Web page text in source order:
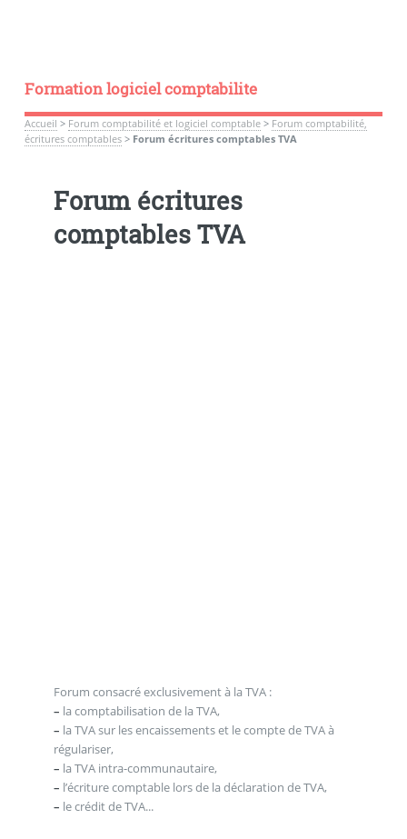
Formation logiciel comptabilite
Accueil > Forum comptabilité et logiciel comptable> Forum comptabilité,
écritures comptables> Forum écritures comptables TVA
Forum écritures
comptables TVA
Forum consacré exclusivement à la TVA :
– la comptabilisation de la TVA,
– la TVA sur les encaissements et le compte de TVA à
régulariser,
– la TVA intra-communautaire,
– l’écriture comptable lors de la déclaration de TVA,
– le crédit de TVA...